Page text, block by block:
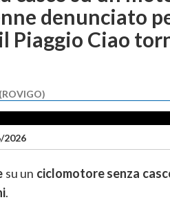
denunciato
Piaggio Ciao
2026
su un ciclomotore senza
.